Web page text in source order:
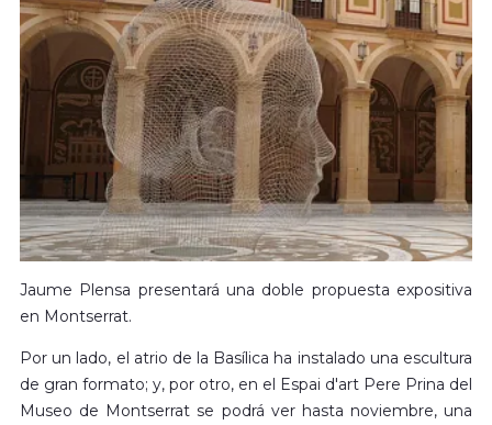
Jaume Plensa presentará una doble propuesta expositiva
en Montserrat.
Por un lado, el atrio de la Basílica ha instalado una escultura
de gran formato; y, por otro, en el Espai d'art Pere Prina del
Museo de Montserrat se podrá ver hasta noviembre, una